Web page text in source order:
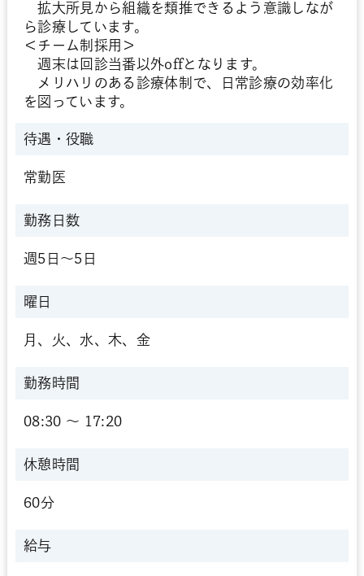
拡大所見から組織を類推できるよう意識しなが
ら診療しています。
＜チーム制採用＞
週末は回診当番以外offとなります。
メリハリのある診療体制で、日常診療の効率化
を図っています。
待遇・役職
常勤医
勤務日数
週5日～5日
曜日
月、火、水、木、金
勤務時間
08:30 〜 17:20
休憩時間
60分
給与